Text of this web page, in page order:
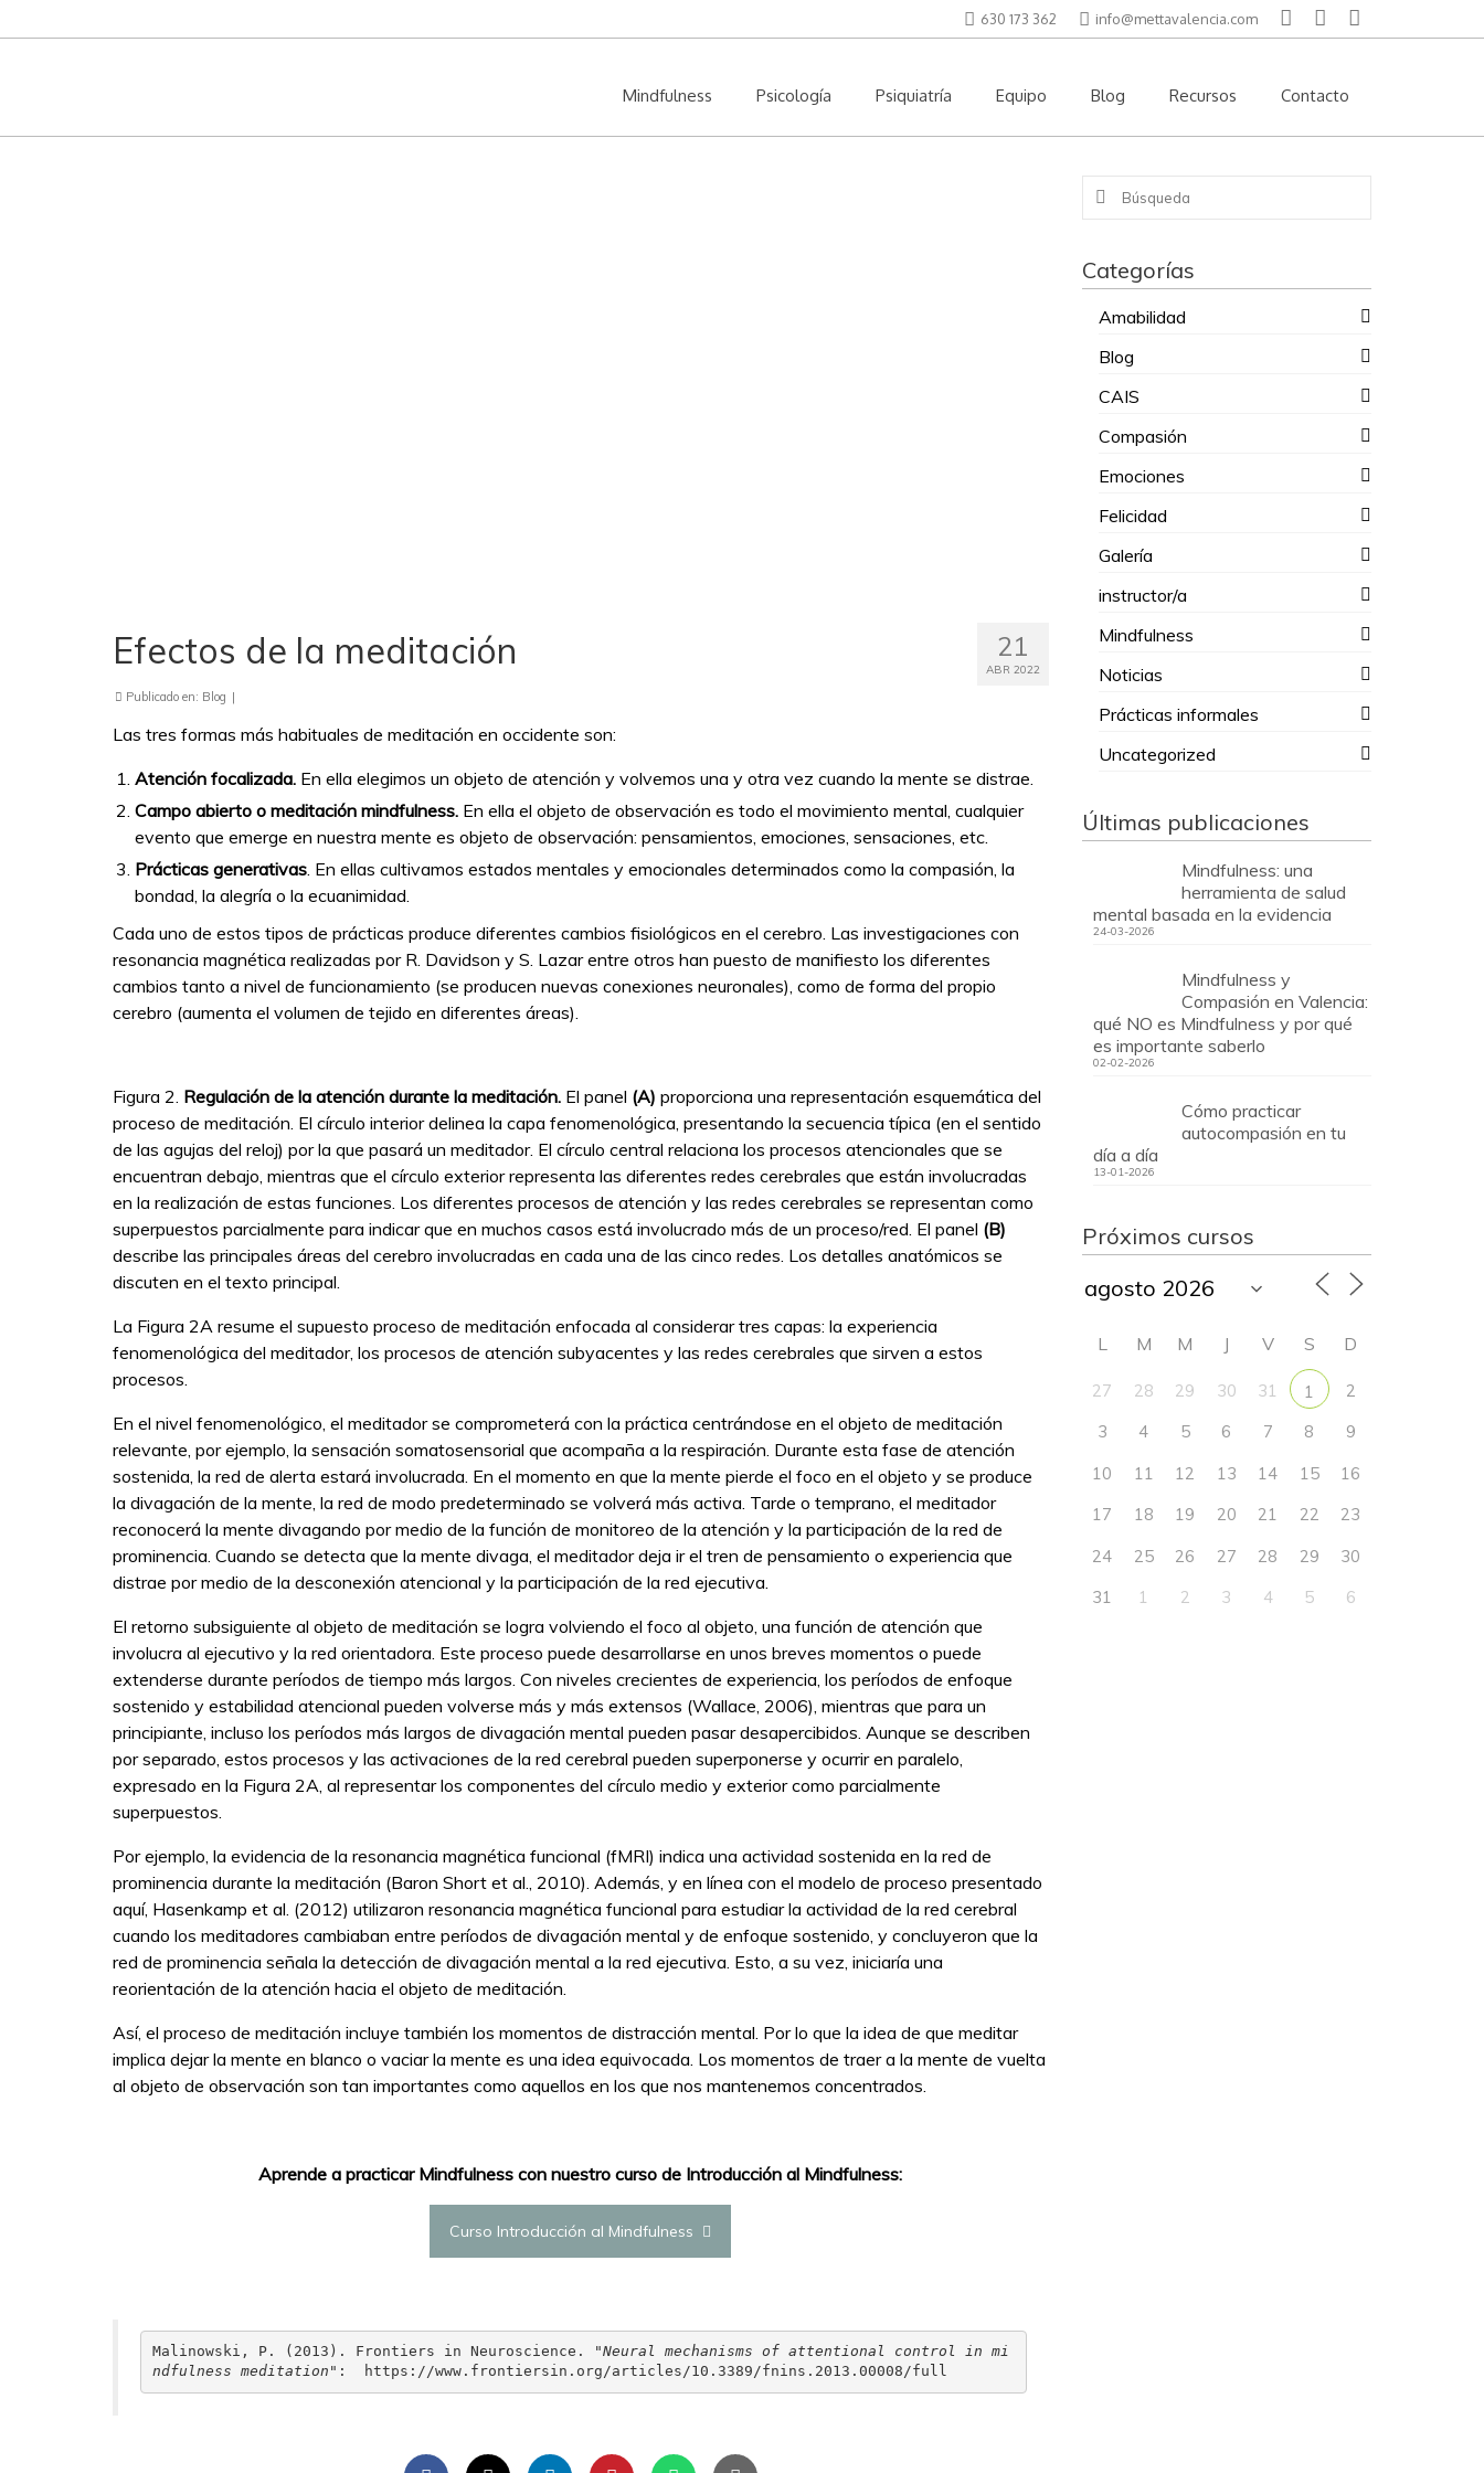
630 173 362 info@mettavalencia.com
Mindfulness Psicología Psiquiatría Equipo Blog Recursos Contacto
21
ABR 2022
Efectos de la meditación
Publicado en: Blog |
Las tres formas más habituales de meditación en occidente son:
Atención focalizada. En ella elegimos un objeto de atención y volvemos una y otra vez cuando la mente se distrae.
Campo abierto o meditación mindfulness. En ella el objeto de observación es todo el movimiento mental, cualquier
evento que emerge en nuestra mente es objeto de observación: pensamientos, emociones, sensaciones, etc.
Prácticas generativas . En ellas cultivamos estados mentales y emocionales determinados como la compasión, la
bondad, la alegría o la ecuanimidad.
Cada uno de estos tipos de prácticas produce diferentes cambios fisiológicos en el cerebro. Las investigaciones con
resonancia magnética realizadas por R. Davidson y S. Lazar entre otros han puesto de manifiesto los diferentes
cambios tanto a nivel de funcionamiento (se producen nuevas conexiones neuronales), como de forma del propio
cerebro (aumenta el volumen de tejido en diferentes áreas).
Figura 2. Regulación de la atención durante la meditación. El panel (A) proporciona una representación esquemática del
proceso de meditación. El círculo interior delinea la capa fenomenológica, presentando la secuencia típica (en el sentido
de las agujas del reloj) por la que pasará un meditador. El círculo central relaciona los procesos atencionales que se
encuentran debajo, mientras que el círculo exterior representa las diferentes redes cerebrales que están involucradas
en la realización de estas funciones. Los diferentes procesos de atención y las redes cerebrales se representan como
superpuestos parcialmente para indicar que en muchos casos está involucrado más de un proceso/red. El panel (B)
describe las principales áreas del cerebro involucradas en cada una de las cinco redes. Los detalles anatómicos se
discuten en el texto principal.
La Figura 2A resume el supuesto proceso de meditación enfocada al considerar tres capas: la experiencia
fenomenológica del meditador, los procesos de atención subyacentes y las redes cerebrales que sirven a estos
procesos.
En el nivel fenomenológico, el meditador se comprometerá con la práctica centrándose en el objeto de meditación
relevante, por ejemplo, la sensación somatosensorial que acompaña a la respiración. Durante esta fase de atención
sostenida, la red de alerta estará involucrada. En el momento en que la mente pierde el foco en el objeto y se produce
la divagación de la mente, la red de modo predeterminado se volverá más activa. Tarde o temprano, el meditador
reconocerá la mente divagando por medio de la función de monitoreo de la atención y la participación de la red de
prominencia. Cuando se detecta que la mente divaga, el meditador deja ir el tren de pensamiento o experiencia que
distrae por medio de la desconexión atencional y la participación de la red ejecutiva.
El retorno subsiguiente al objeto de meditación se logra volviendo el foco al objeto, una función de atención que
involucra al ejecutivo y la red orientadora. Este proceso puede desarrollarse en unos breves momentos o puede
extenderse durante períodos de tiempo más largos. Con niveles crecientes de experiencia, los períodos de enfoque
sostenido y estabilidad atencional pueden volverse más y más extensos (Wallace, 2006), mientras que para un
principiante, incluso los períodos más largos de divagación mental pueden pasar desapercibidos. Aunque se describen
por separado, estos procesos y las activaciones de la red cerebral pueden superponerse y ocurrir en paralelo,
expresado en la Figura 2A, al representar los componentes del círculo medio y exterior como parcialmente
superpuestos.
Por ejemplo, la evidencia de la resonancia magnética funcional (fMRI) indica una actividad sostenida en la red de
prominencia durante la meditación (Baron Short et al., 2010). Además, y en línea con el modelo de proceso presentado
aquí, Hasenkamp et al. (2012) utilizaron resonancia magnética funcional para estudiar la actividad de la red cerebral
cuando los meditadores cambiaban entre períodos de divagación mental y de enfoque sostenido, y concluyeron que la
red de prominencia señala la detección de divagación mental a la red ejecutiva. Esto, a su vez, iniciaría una
reorientación de la atención hacia el objeto de meditación.
Así, el proceso de meditación incluye también los momentos de distracción mental. Por lo que la idea de que meditar
implica dejar la mente en blanco o vaciar la mente es una idea equivocada. Los momentos de traer a la mente de vuelta
al objeto de observación son tan importantes como aquellos en los que nos mantenemos concentrados.
Aprende a practicar Mindfulness con nuestro curso de Introducción al Mindfulness:
Curso Introducción al Mindfulness
Malinowski, P. (2013). Frontiers in Neuroscience.
"Neural mechanisms of attentional control in mi
ndfulness meditation" :  https://www.frontiersin.org/articles/10.3389/fnins.2013.00008/full
Buscar
por:
Categorías
Amabilidad
Blog
CAIS
Compasión
Emociones
Felicidad
Galería
instructor/a
Mindfulness
Noticias
Prácticas informales
Uncategorized
Últimas publicaciones
Mindfulness: una
herramienta de salud
mental basada en la evidencia
24-03-2026
Mindfulness y
Compasión en Valencia:
qué NO es Mindfulness y por qué
es importante saberlo
02-02-2026
Cómo practicar
autocompasión en tu
día a día
13-01-2026
Próximos cursos
L M M J V S D
27 28 29 30 31 1
2
3
4 5 6 7 8
9
10
11 12 13 14 15
16
17
18 19 20 21 22
23
24
25 26 27 28 29
30
31
1 2 3 4 5 6